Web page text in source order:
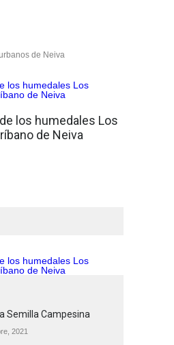
de Neiva
los humedales Los
de Neiva
Semilla Campesina
2021